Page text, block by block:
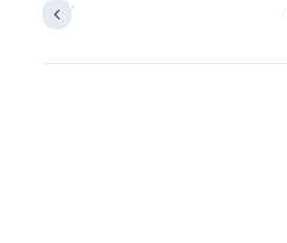
آخرین